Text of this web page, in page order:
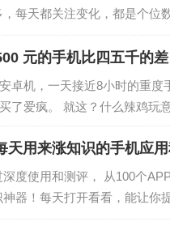
，每天都关注变化，都是个位
一天十几人，想想应该归功
元的手机比四五千的差
卓机，一天接近8小时的重
了爱疯。 就这？什么辣鸡玩
了这…
天用来涨知识的手机应
深度使用和测评， 从100个
神器！每天打开看看，能让你
目录，有新闻资讯类、英语